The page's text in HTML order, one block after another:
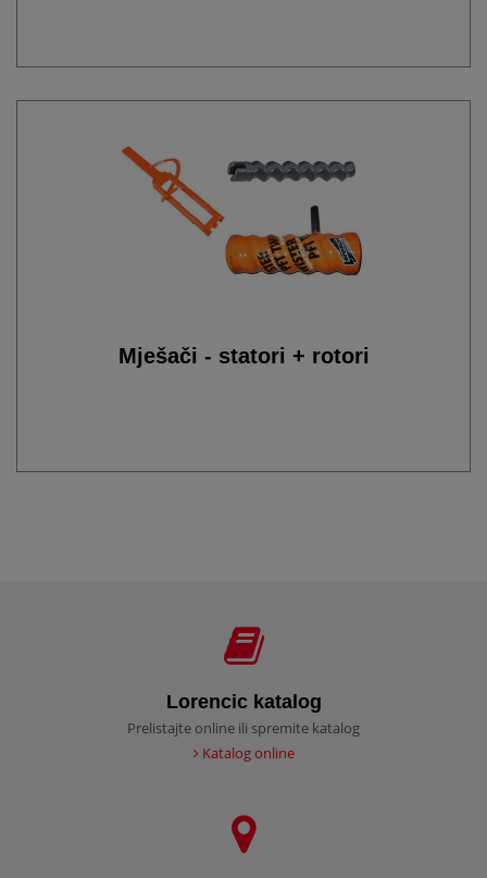
Mješači - statori + rotori
Lorencic katalog
Prelistajte online ili spremite katalog
Katalog online